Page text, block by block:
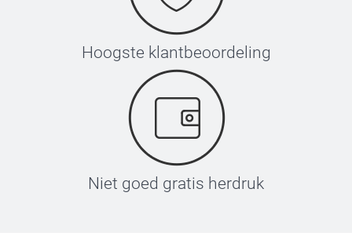
Hoogste klantbeoordeling
Niet goed gratis herdruk